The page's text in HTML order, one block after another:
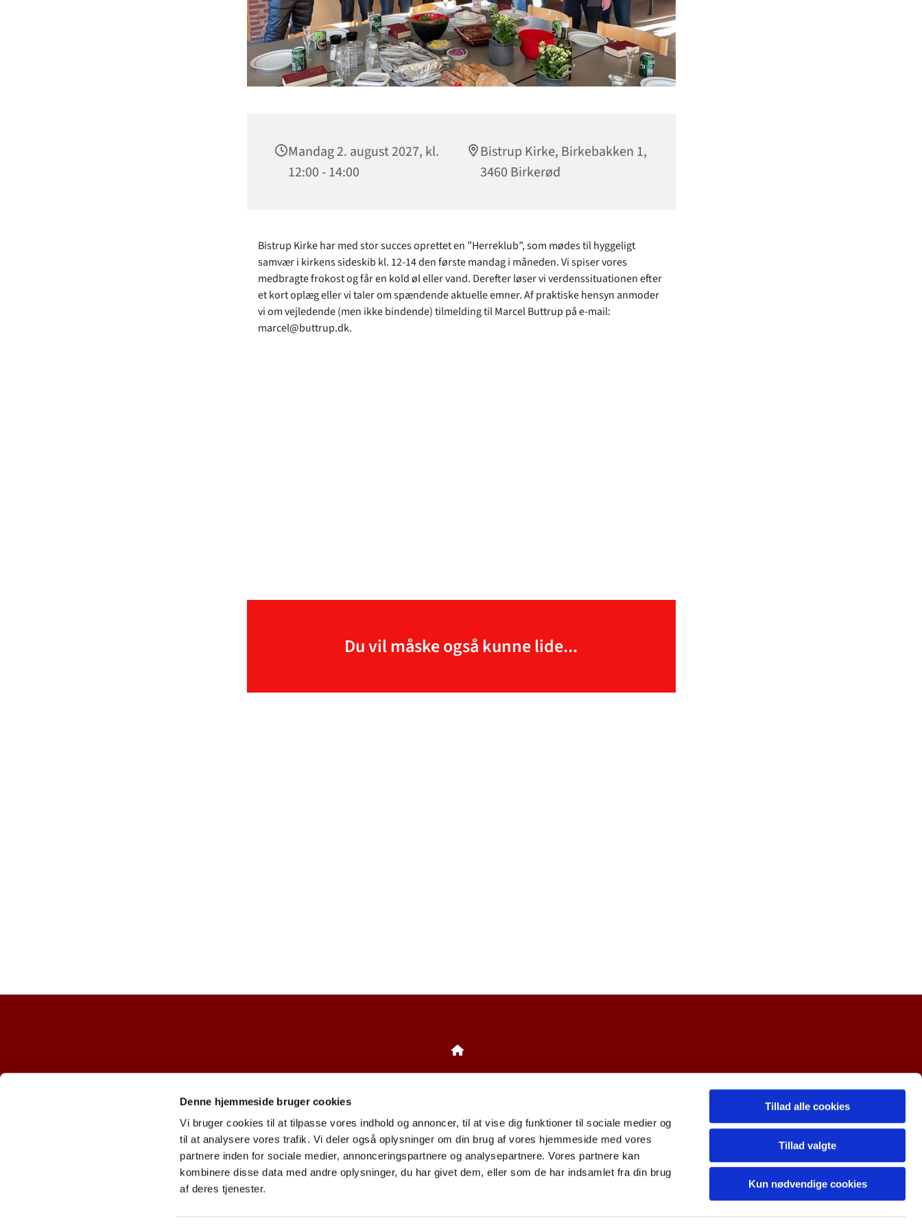
Denne hjemmeside bruger cookies
Vi bruger cookies til at tilpasse vores indhold og annoncer, til at vise dig funktioner til sociale medier og
til at analysere vores trafik. Vi deler også oplysninger om din brug af vores hjemmeside med vores
partnere inden for sociale medier, annonceringspartnere og analysepartnere. Vores partnere kan
kombinere disse data med andre oplysninger, du har givet dem, eller som de har indsamlet fra din brug
af deres tjenester.
Tillad alle cookies
Tillad valgte
Kun nødvendige cookies
Mandag 2. august 2027, kl.
12:00 - 14:00
Bistrup Kirke, Birkebakken 1,
3460 Birkerød
Bistrup Kirke har med stor succes oprettet en ”Herreklub”, som mødes til hyggeligt
samvær i kirkens sideskib kl. 12-14 den første mandag i måneden. Vi spiser vores
medbragte frokost og får en kold øl eller vand. Derefter løser vi verdenssituationen efter
et kort oplæg eller vi taler om spændende aktuelle emner. Af praktiske hensyn anmoder
vi om vejledende (men ikke bindende) tilmelding til Marcel Buttrup på e-mail:
marcel@buttrup.dk.
Du vil måske også kunne lide...
3460 Birkerød
Tlf: 45 81 23 34
CVR: 62867116